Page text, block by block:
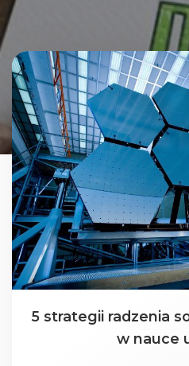
5 strategii radzenia
w nauce